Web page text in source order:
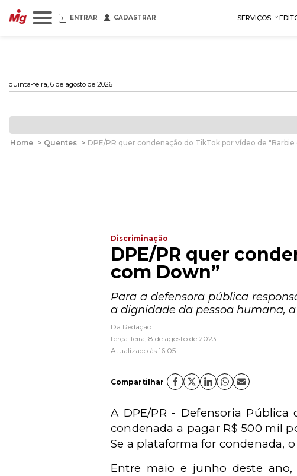
ENTRAR CADASTRAR SERVIÇOS
quinta-feira, 6 de agosto de 2026
Home > Quentes > DPE/PR quer condenação do TikTok por vídeo de
Discriminação
DPE/PR quer
com Down”
Para a defensora pública
a dignidade da pessoa humana,
Da Redação
terça-feira, 8 de agosto de 2023
Atualizado às 16:05
Compartilhar
A DPE/PR - Defensoria
condenada a pagar R$ 500 mil
Se a plataforma for condenada,
Entre maio e junho deste